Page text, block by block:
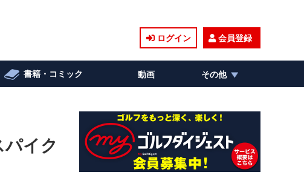
ログイン 会員登録
書籍・コミック 動画 その他
イク